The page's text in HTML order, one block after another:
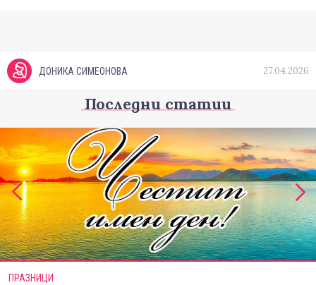
ДОНИКА СИМЕОНОВА 27.04.2026
Последни статии
ПРАЗНИЦИ